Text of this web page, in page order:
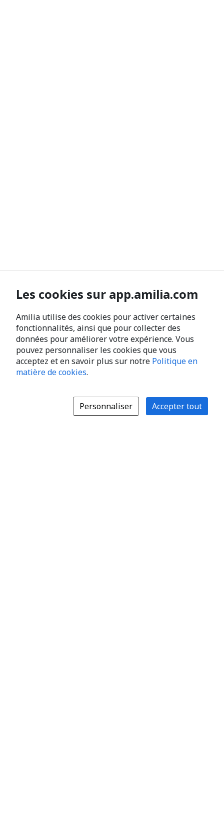
Les cookies sur app.amilia.com
Amilia utilise des cookies pour activer certaines
fonctionnalités, ainsi que pour collecter des
données pour améliorer votre expérience. Vous
pouvez personnaliser les cookies que vous
acceptez et en savoir plus sur notre Politique en
matière de cookies.
Personnaliser Accepter tout